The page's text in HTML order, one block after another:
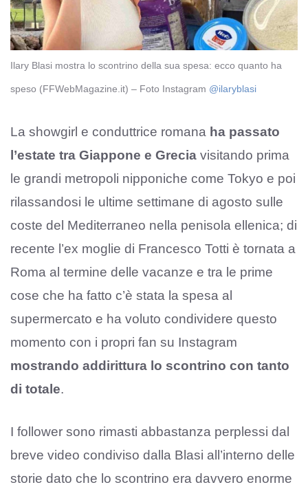
Ilary Blasi mostra lo scontrino della sua spesa: ecco quanto ha
speso (FFWebMagazine.it) – Foto Instagram @ilaryblasi
La showgirl e conduttrice romana ha passato
l’estate tra Giappone e Grecia visitando prima
le grandi metropoli nipponiche come Tokyo e poi
rilassandosi le ultime settimane di agosto sulle
coste del Mediterraneo nella penisola ellenica; di
recente l’ex moglie di Francesco Totti è tornata a
Roma al termine delle vacanze e tra le prime
cose che ha fatto c’è stata la spesa al
supermercato e ha voluto condividere questo
momento con i propri fan su Instagram
mostrando addirittura lo scontrino con tanto
di totale.
I follower sono rimasti abbastanza perplessi dal
breve video condiviso dalla Blasi all’interno delle
storie dato che lo scontrino era davvero enorme